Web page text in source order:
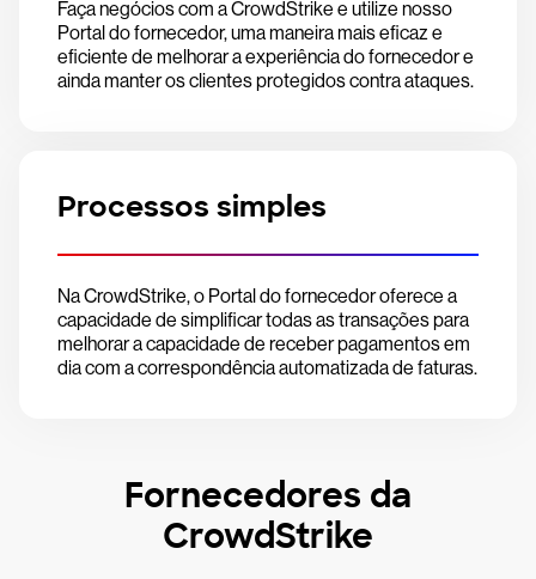
Faça negócios com a CrowdStrike e utilize nosso
Portal do fornecedor, uma maneira mais eficaz e
eficiente de melhorar a experiência do fornecedor e
ainda manter os clientes protegidos contra ataques.
Processos simples
Na CrowdStrike, o Portal do fornecedor oferece a
capacidade de simplificar todas as transações para
melhorar a capacidade de receber pagamentos em
dia com a correspondência automatizada de faturas.
Fornecedores da
CrowdStrike